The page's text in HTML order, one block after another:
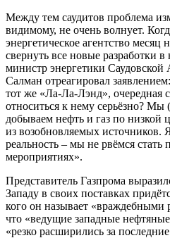
Между тем саудитов проблема
видимому, не очень волнует.
энергетическое агентство месяц
свернуть все новые разработки в
министр энергетики
Салман отреагировал
тот же «Ла-Ла-Лэнд», очередная
относиться к нему серьёзно? Мы
добываем нефть и газ по низкой
из возобновляемых
реальность – мы не рвёмся стать
мероприятиях».
Представитель Газпрома
Западу в своих поставках
кого он называет «враждебными
что «ведущие западные
«резко расширились за последние